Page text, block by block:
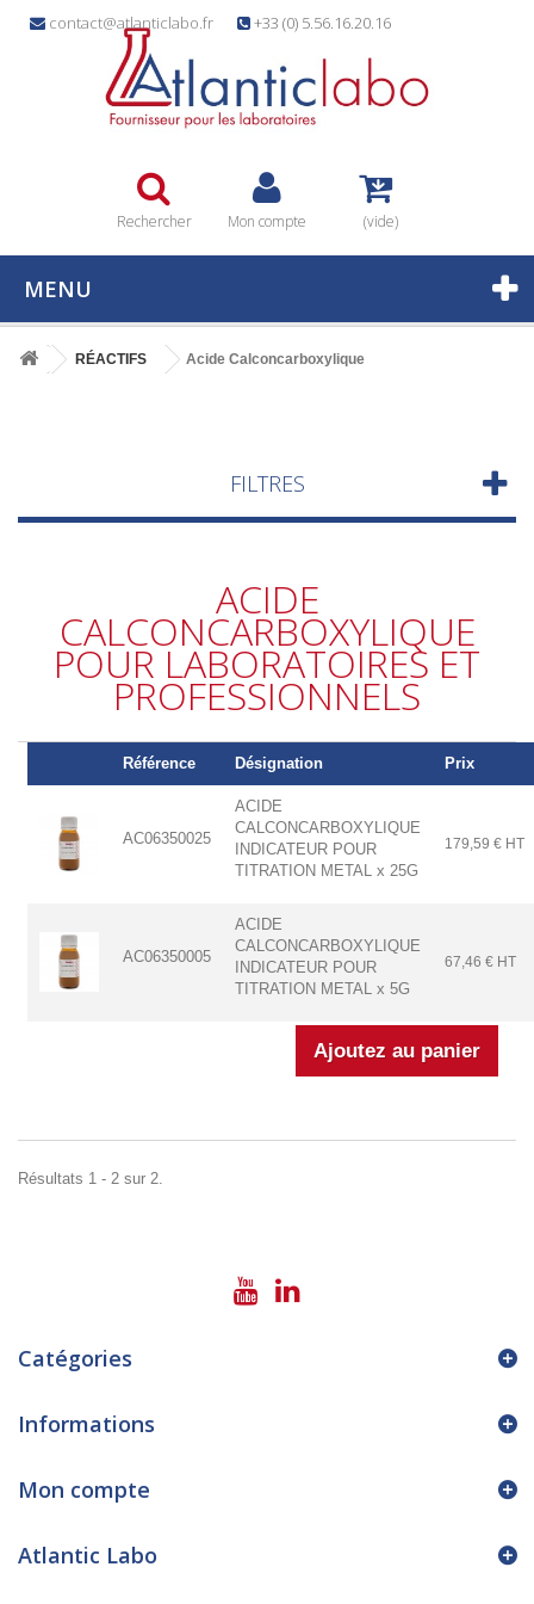
contact@atlanticlabo.fr +33 (0) 5.56.16.20.16
Rechercher Mon compte (vide)
MENU
RÉACTIFS Acide Calconcarboxylique
FILTRES
ACIDE
CALCONCARBOXYLIQUE
POUR LABORATOIRES ET
PROFESSIONNELS
Référence Désignation Prix
AC06350025
ACIDE
CALCONCARBOXYLIQUE
INDICATEUR POUR
TITRATION METAL x 25G
179,59 € HT
AC06350005
ACIDE
CALCONCARBOXYLIQUE
INDICATEUR POUR
TITRATION METAL x 5G
67,46 € HT
Résultats 1 - 2 sur 2.
Catégories
Informations
Mon compte
Atlantic Labo